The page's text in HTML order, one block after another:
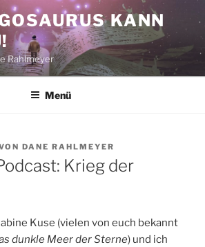
KANN
Rahlmeyer
Menü
DANE RAHLMEYER
Krieg der
Kuse (vielen von euch bekannt
dunkle Meer der Sterne) und ich